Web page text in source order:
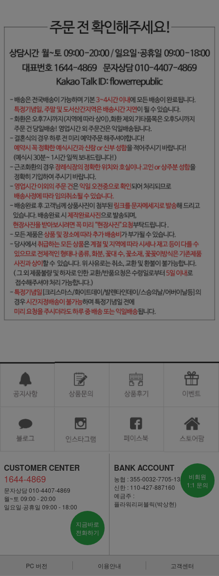
CUSTOMER CENTER
1644-4869
문자상담 010-4407-4869
월~토 09:00 - 20:00
일요일·공휴일 09:00 - 18:00
지금바로
전화하기
BANK ACCOUNT
농협 : 355-0032-7705-13
신한 : 110-427-887160
예금주 :
플라워리퍼블릭(박상현)
비회원
1:1 문의
PC 버전 이용안내 고객센터